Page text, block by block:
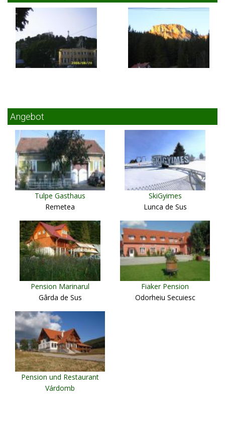
Angebot
Tulpe Gasthaus
Remetea
SkiGyimes
Lunca de Sus
Pension Marinarul
Gârda de Sus
Fiaker Pension
Odorheiu Secuiesc
Pension und Restaurant
Várdomb